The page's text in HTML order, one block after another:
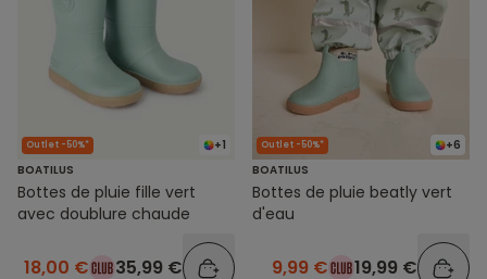
+1
Outlet -50%*
BOATILUS
Bottes de pluie fille vert
avec doublure chaude
18,00 € 35,99 €
+6
Outlet -50%*
BOATILUS
Bottes de pluie beatly vert
d'eau
9,99 € 19,99 €